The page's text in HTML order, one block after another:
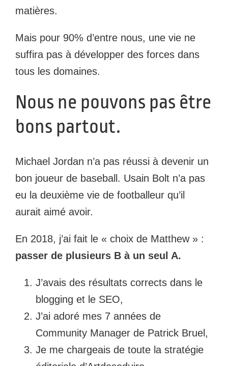
matières.
Mais pour 90% d’entre nous, une vie ne
suffira pas à développer des forces dans
tous les domaines.
Nous ne pouvons pas être
bons partout.
Michael Jordan n’a pas réussi à devenir un
bon joueur de baseball. Usain Bolt n’a pas
eu la deuxième vie de footballeur qu’il
aurait aimé avoir.
En 2018, j’ai fait le « choix de Matthew » :
passer de plusieurs B à un seul A.
J’avais des résultats corrects dans le
blogging et le SEO,
J’ai adoré mes 7 années de
Community Manager de Patrick Bruel,
Je me chargeais de toute la stratégie